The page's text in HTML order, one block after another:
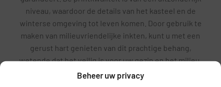
Beheer uw privacy
niveau, waardoor de details van het kasteel en de
winterse omgeving tot leven komen. Door gebruik te
maken van milieuvriendelijke inkten, kunt u met een
gerust hart genieten van dit prachtige behang,
wetende dat het veilig is voor uw gezin en het milieu.
De kleuren zijn helder en blijven jarenlang behouden,